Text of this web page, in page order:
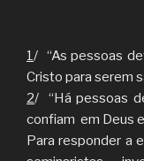
1/ “As pessoas
Cristo para serem
2/ “Há pessoas
confiam em Deus
Para responder a